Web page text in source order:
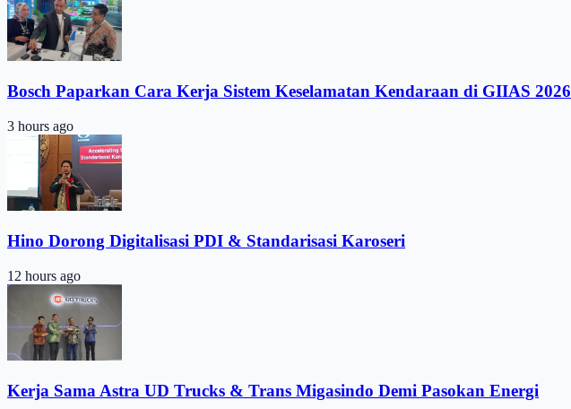
Bosch Paparkan Cara Kerja Sistem Keselamatan Kendaraan di GIIAS 2026
3 hours ago
Hino Dorong Digitalisasi PDI & Standarisasi Karoseri
12 hours ago
Kerja Sama Astra UD Trucks & Trans Migasindo Demi Pasokan Energi